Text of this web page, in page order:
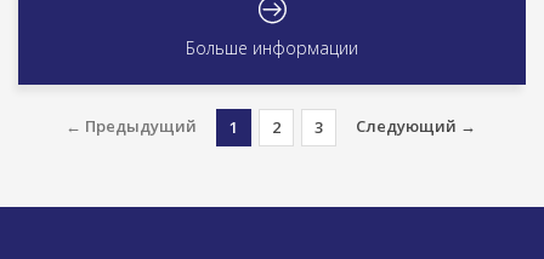
Больше информации
← Предыдущий 1 2 3 Следующий →